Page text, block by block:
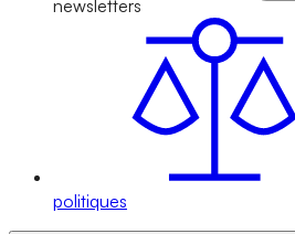
newsletters
politiques